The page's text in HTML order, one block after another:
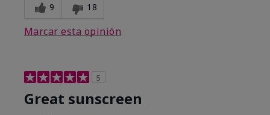
9 18
Marcar esta opinión
5
Great sunscreen